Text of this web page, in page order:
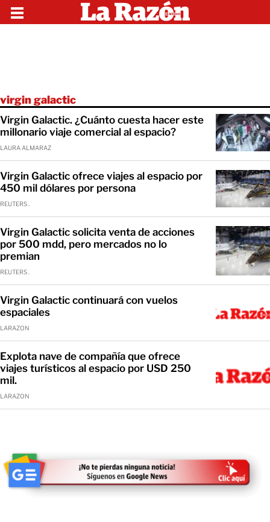
virgin galactic
Virgin Galactic. ¿Cuánto cuesta hacer este
millonario viaje comercial al espacio?
LAURA ALMARAZ
Virgin Galactic ofrece viajes al espacio por
450 mil dólares por persona
REUTERS .
Virgin Galactic solicita venta de acciones
por 500 mdd, pero mercados no lo
premian
REUTERS .
Virgin Galactic continuará con vuelos
espaciales
LARAZON
Explota nave de compañía que ofrece
viajes turísticos al espacio por USD 250
mil.
LARAZON